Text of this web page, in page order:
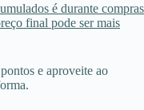
é durante compras
final pode ser mais
e aproveite ao